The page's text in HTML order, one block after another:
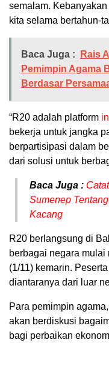
semalam.
kita selama bertahun-
Baca Juga :
Rais
Pemimpin Agama
Berdasar
“R20 adalah platform
bekerja untuk jangka
berpartisipasi dalam
dari solusi untuk
Baca Juga :
Sumenep
Kacang
R20 berlangsung di
berbagai negara
(1/11) kemarin.
diantaranya dari luar
Para pemimpin
akan berdiskusi
bagi perbaikan